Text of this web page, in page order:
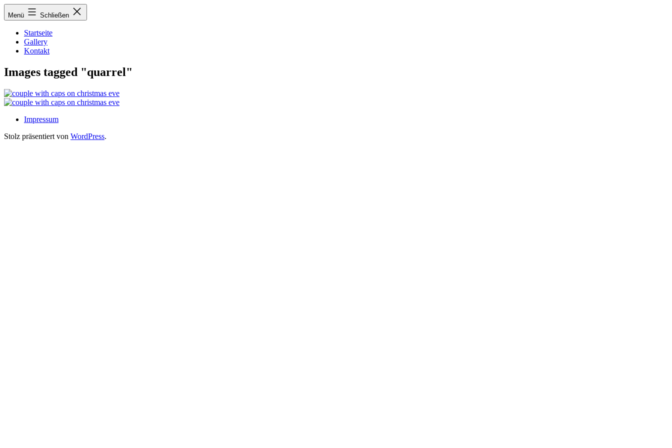
Zum
Inhalt
Menü Schließen
Startseite
Gallery
Kontakt
Images tagged "quarrel"
Impressum
Stolz präsentiert von WordPress.